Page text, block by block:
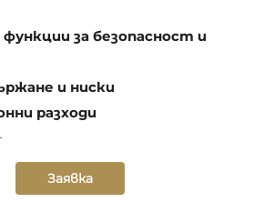
за безопасност и
и ниски
разходи
Заявка